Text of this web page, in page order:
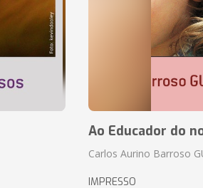
Ao Educador do
Carlos Aurino Barroso
IMPRESSO